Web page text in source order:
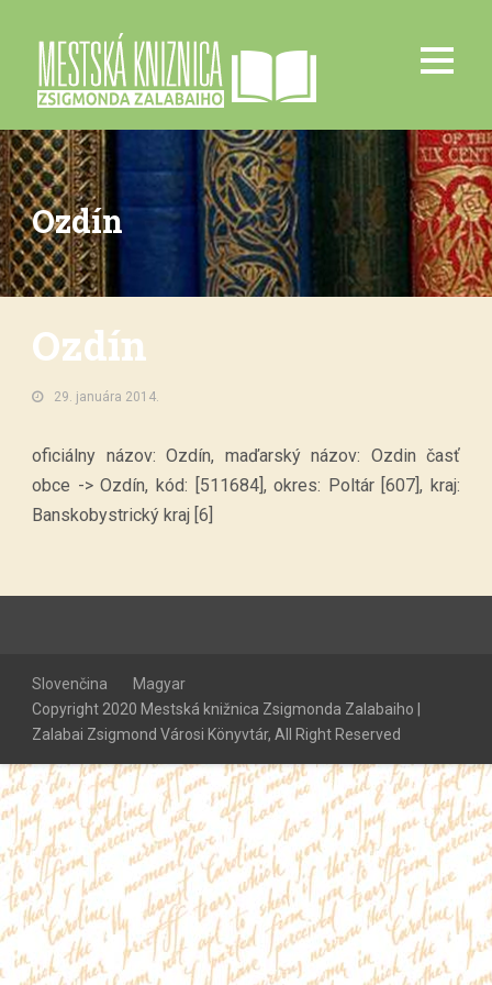
Ozdín
Ozdín
29. januára 2014.
oficiálny názov: Ozdín, maďarský názov: Ozdin časť
obce -> Ozdín, kód: [511684], okres: Poltár [607], kraj:
Banskobystrický kraj [6]
Slovenčina
Magyar
Copyright 2020 Mestská knižnica Zsigmonda Zalabaiho |
Zalabai Zsigmond Városi Könyvtár, All Right Reserved